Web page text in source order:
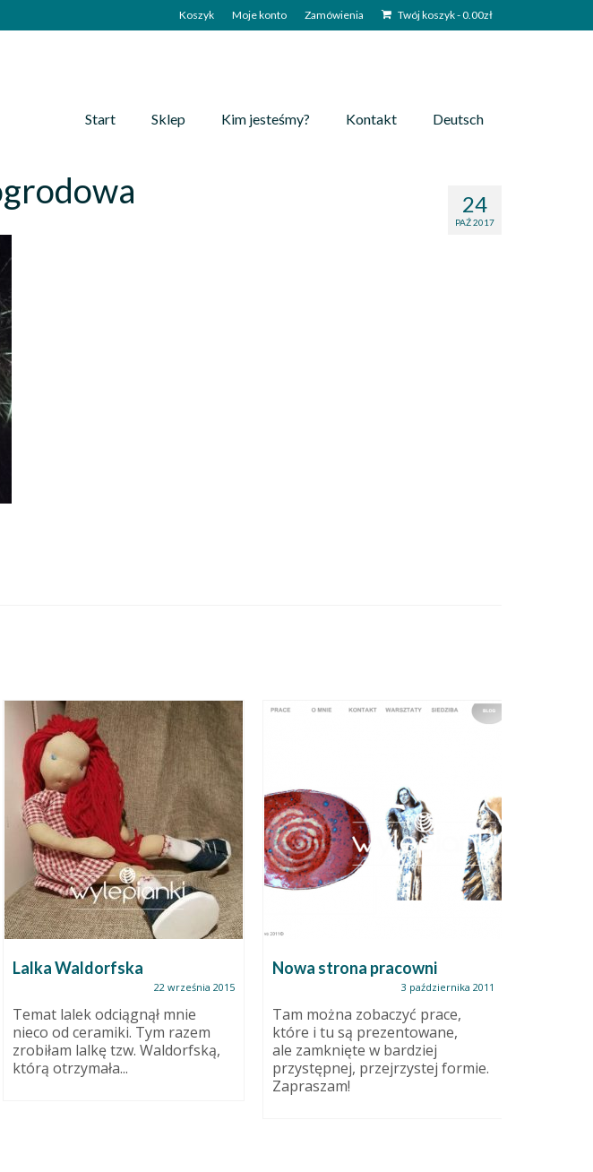
Koszyk Moje konto Zamówienia Twój koszyk-0.00zł
Start Sklep Kim jesteśmy? Kontakt Deutsch
24
PAŹ 2017
Lalka Waldorfska
22 września 2015
Temat lalek odciągnął mnie
nieco od ceramiki. Tym razem
zrobiłam lalkę tzw. Waldorfską,
którą otrzymała...
Nowa strona pracowni
3 października 2011
Tam można zobaczyć prace,
które i tu są prezentowane,
ale zamknięte w bardziej
przystępnej, przejrzystej formie.
Zapraszam!